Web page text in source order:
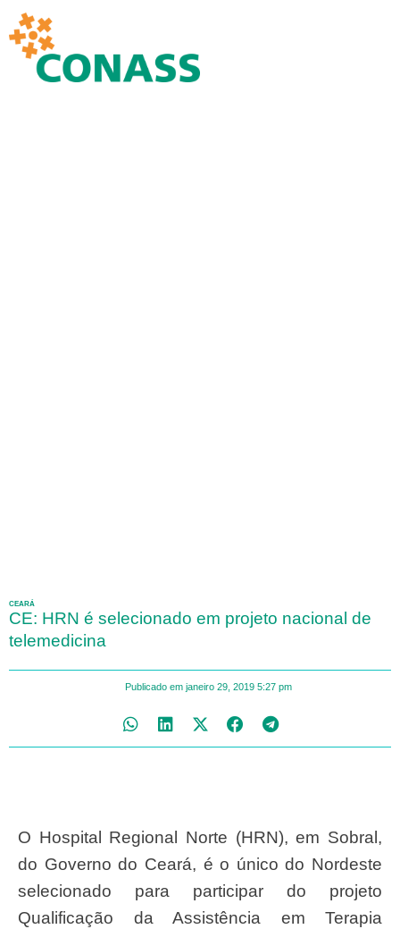
CEARÁ
CE: HRN é selecionado em projeto nacional de
telemedicina
Publicado em janeiro 29, 2019 5:27 pm
O Hospital Regional Norte (HRN), em Sobral,
do Governo do Ceará, é o único do Nordeste
selecionado para participar do projeto
Qualificação da Assistência em Terapia